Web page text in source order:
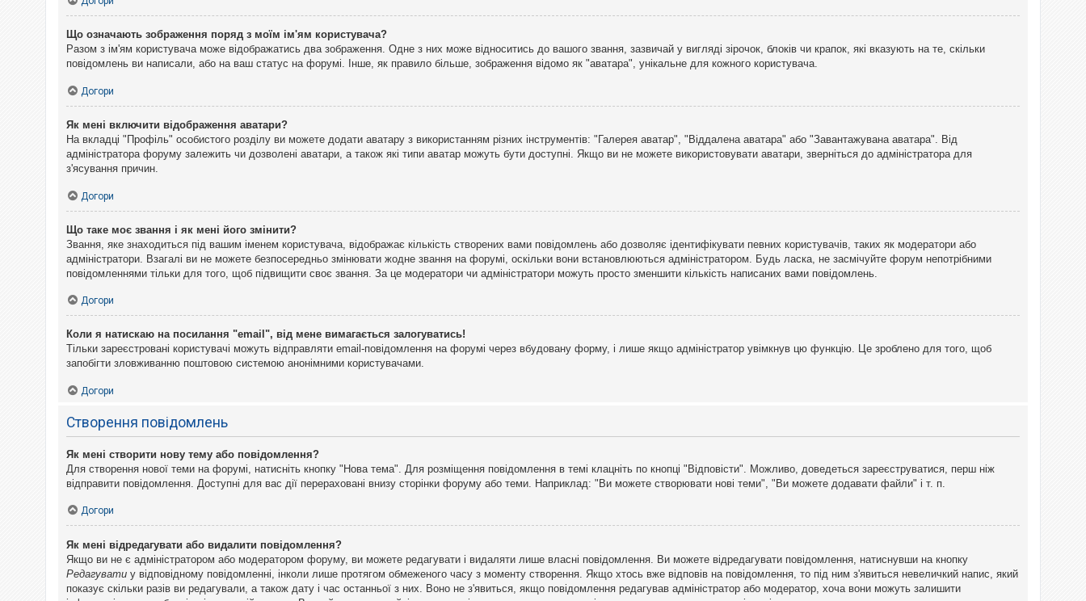
Що означають зображення поряд з моїм ім'ям користувача?
Разом з ім'ям користувача може відображатись два зображення. Одне з них може відноситись до вашого звання, зазвичай у вигляді зірочок, блоків чи крапок, які вказують на те, скільки
повідомлень ви написали, або на ваш статус на форумі. Інше, як правило більше, зображення відомо як "аватара", унікальне для кожного користувача.
Догори
Як мені включити відображення аватари?
На вкладці "Профіль" особистого розділу ви можете додати аватару з використанням різних інструментів: "Галерея аватар", "Віддалена аватара" або "Завантажувана аватара". Від
адміністратора форуму залежить чи дозволені аватари, а також які типи аватар можуть бути доступні. Якщо ви не можете використовувати аватари, зверніться до адміністратора для
з'ясування причин.
Догори
Що таке моє звання і як мені його змінити?
Звання, яке знаходиться під вашим іменем користувача, відображає кількість створених вами повідомлень або дозволяє ідентифікувати певних користувачів, таких як модератори або
адміністратори. Взагалі ви не можете безпосередньо змінювати жодне звання на форумі, оскільки вони встановлюються адміністратором. Будь ласка, не засмічуйте форум непотрібними
повідомленнями тільки для того, щоб підвищити своє звання. За це модератори чи адміністратори можуть просто зменшити кількість написаних вами повідомлень.
Догори
Коли я натискаю на посилання "email", від мене вимагається залогуватись!
Тільки зареєстровані користувачі можуть відправляти email-повідомлення на форумі через вбудовану форму, і лише якщо адміністратор увімкнув цю функцію. Це зроблено для того, щоб
запобігти зловживанню поштовою системою анонімними користувачами.
Догори
Створення повідомлень
Як мені створити нову тему або повідомлення?
Для створення нової теми на форумі, натисніть кнопку "Нова тема". Для розміщення повідомлення в темі клацніть по кнопці "Відповісти". Можливо, доведеться зареєструватися, перш ніж
відправити повідомлення. Доступні для вас дії перераховані внизу сторінки форуму або теми. Наприклад: "Ви можете створювати нові теми", "Ви можете додавати файли" і т. п.
Догори
Як мені відредагувати або видалити повідомлення?
Якщо ви не є адміністратором або модератором форуму, ви можете редагувати і видаляти лише власні повідомлення. Ви можете відредагувати повідомлення, натиснувши на кнопку
Редагувати у відповідному повідомленні, інколи лише протягом обмеженого часу з моменту створення. Якщо хтось вже відповів на повідомлення, то під ним з'явиться невеличкий напис, який
показує скільки разів ви редагували, а також дату і час останньої з них. Воно не з'явиться, якщо повідомлення редагував адміністратор або модератор, хоча вони можуть залишити